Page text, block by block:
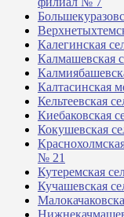
Калегинская
Калмашевская
Калтасинская
Кельтеевская
Киебаковская
Кокушевская
№ 21
Кутеремская
Кучашевская